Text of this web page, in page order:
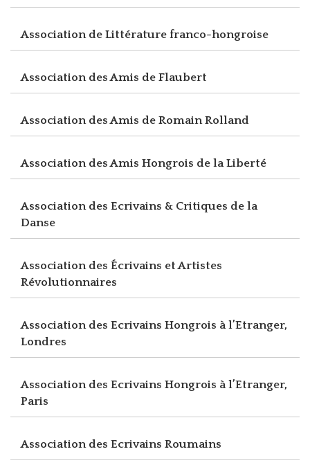
Association de Littérature franco-hongroise
Association des Amis de Flaubert
Association des Amis de Romain Rolland
Association des Amis Hongrois de la Liberté
Association des Ecrivains & Critiques de la
Danse
Association des Écrivains et Artistes
Révolutionnaires
Association des Ecrivains Hongrois à l’Etranger,
Londres
Association des Ecrivains Hongrois à l’Etranger,
Paris
Association des Ecrivains Roumains